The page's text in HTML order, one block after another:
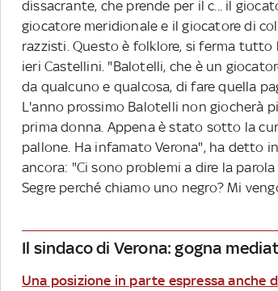
dissacrante, che prende per il c... il
giocatore meridionale e il giocatore di
razzisti. Questo è folklore, si ferma
ieri Castellini. "Balotelli, che è un
da qualcuno e qualcosa, di fare quella
L'anno prossimo Balotelli non giocherà
prima donna. Appena è stato sotto la
pallone. Ha infamato Verona", ha detto
ancora: "Ci sono problemi a dire la
Segre perché chiamo uno negro? Mi
Il sindaco di Verona: gogna
Una posizione in parte espressa anche